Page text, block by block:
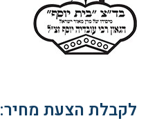
לקבלת הצעת מחיר: